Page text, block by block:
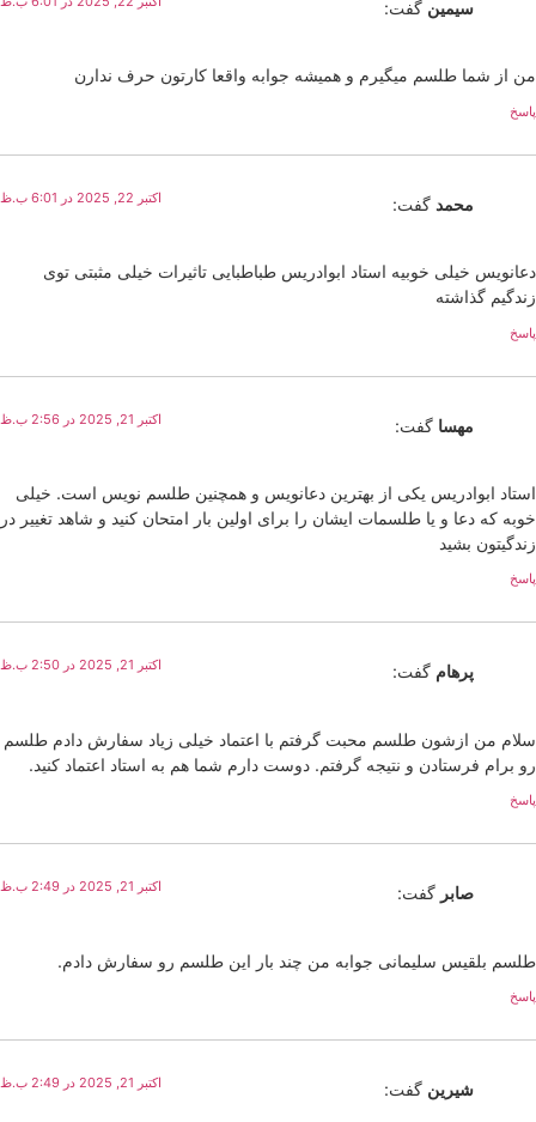
سیمین گفت:
من از شما طلسم میگیرم و همیشه جوابه واقعا کارتون حرف ندارن
پاسخ
محمد گفت: اکتبر 22, 2025 در 6:01 ب.ظ
دعانویس خیلی خوبیه استاد ابوادریس طباطبایی تاثیرات خیلی مثبتی توی
زندگیم گذاشته
پاسخ
مهسا گفت: اکتبر 21, 2025 در 2:56 ب.ظ
استاد ابوادریس یکی از بهترین دعانویس و همچنین طلسم نویس است. خیلی
خوبه که دعا و یا طلسمات ایشان را برای اولین بار امتحان کنید و شاهد تغییر در
زندگیتون بشید
پاسخ
پرهام گفت: اکتبر 21, 2025 در 2:50 ب.ظ
سلام من ازشون طلسم محبت گرفتم با اعتماد خیلی زیاد سفارش دادم طلسم
رو برام فرستادن و نتیجه گرفتم. دوست دارم شما هم به استاد اعتماد کنید.
پاسخ
صابر گفت: اکتبر 21, 2025 در 2:49 ب.ظ
طلسم بلقیس سلیمانی جوابه من چند بار این طلسم رو سفارش دادم.
پاسخ
شیرین گفت: اکتبر 21, 2025 در 2:49 ب.ظ